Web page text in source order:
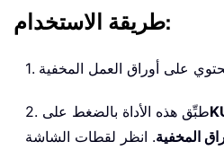
طريقة الاستخدام:
2. طبِّق هذه الأداة بالضغط على
المخفية